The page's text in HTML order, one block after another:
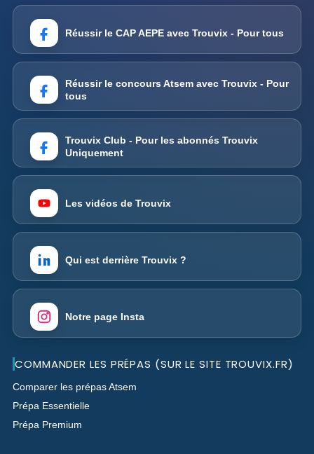
Réussir le CAP AEPE avec Trouvix - Pour tous
Réussir le concours Atsem avec Trouvix - Pour
tous
Trouvix Club - Pour les abonnés Trouvix
Uniquement
Les vidéos de Trouvix
Qui est derrière Trouvix ?
Notre page Insta
COMMANDER LES PRÉPAS (SUR LE SITE TROUVIX.FR)
Comparer les prépas Atsem
Prépa Essentielle
Prépa Premium